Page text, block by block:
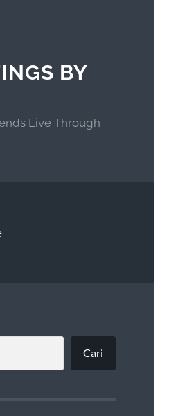
BY
Live Through
Cari